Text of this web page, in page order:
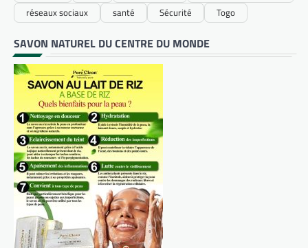
réseaux sociaux
santé Sécurité Togo
SAVON NATUREL DU CENTRE DU MONDE